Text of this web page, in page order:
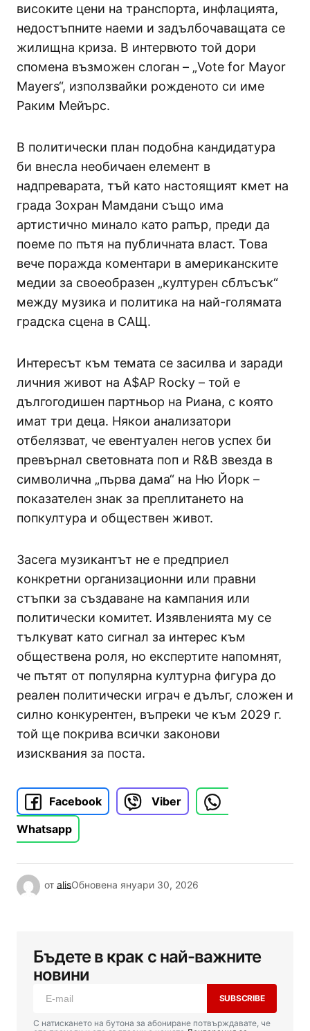
високите цени на транспорта, инфлацията,
недостъпните наеми и задълбочаващата се
жилищна криза. В интервюто той дори
спомена възможен слоган – „Vote for Mayor
Mayers“, използвайки рожденото си име
Раким Мейърс.
В политически план подобна кандидатура
би внесла необичаен елемент в
надпреварата, тъй като настоящият кмет на
града Зохран Мамдани също има
артистично минало като рапър, преди да
поеме по пътя на публичната власт. Това
вече поражда коментари в американските
медии за своеобразен „културен сблъсък“
между музика и политика на най-голямата
градска сцена в САЩ.
Интересът към темата се засилва и заради
личния живот на A$AP Rocky – той е
дългогодишен партньор на Риана, с която
имат три деца. Някои анализатори
отбелязват, че евентуален негов успех би
превърнал световната поп и R&B звезда в
символична „първа дама“ на Ню Йорк –
показателен знак за преплитането на
попкултура и обществен живот.
Засега музикантът не е предприел
конкретни организационни или правни
стъпки за създаване на кампания или
политически комитет. Изявленията му се
тълкуват като сигнал за интерес към
обществена роля, но експертите напомнят,
че пътят от популярна културна фигура до
реален политически играч е дълъг, сложен и
силно конкурентен, въпреки че към 2029 г.
той ще покрива всички законови
изисквания за поста.
Facebook
Viber
Whatsapp
от alisОбновена януари 30, 2026
Бъдете в крак с най-важните
новини
SUBSCRIBE
С натискането на бутона за абониране потвърждавате, че